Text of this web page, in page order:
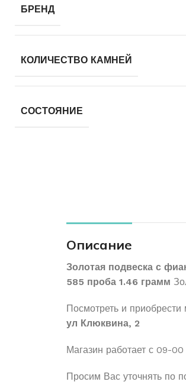
БРЕНД
КОЛИЧЕСТВО КАМНЕЙ
СОСТОЯНИЕ
Описание
Золотая подвеска с
585 проба 1.46 грамм
Посмотреть и
ул Клюквина, 2
Магазин работает с 09-
Просим Вас уточнять по